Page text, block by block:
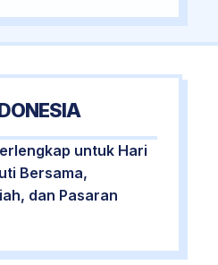
untuk Hari
Bersama,
dan Pasaran